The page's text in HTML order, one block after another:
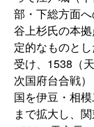
部・下総方面
谷上杉氏の本
定的なものと
受け、1538（
次国府台合戦
国を伊豆・相
まで拡大し、